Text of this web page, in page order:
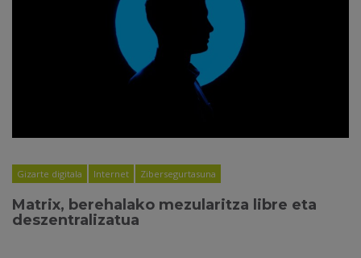
Gizarte digitala Internet Zibersegurtasuna
Matrix, berehalako mezularitza libre eta
deszentralizatua